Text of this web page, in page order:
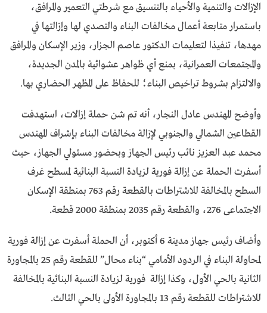
الإزالات والتنمية والأحياء بالتنسيق مع شرطتي التعمير والمرافق،
باستمرار متابعة أعمال مخالفات البناء والتصدي لها وإزالتها في
مهدها، تنفيذا لتعليمات الدكتور عاصم الجزار، وزير الإسكان والمرافق
والمجتمعات العمرانية، بمنع أي ظواهر عشوائية بالمدن الجديدة،
والالتزام بشروط تراخيص البناء؛ للحفاظ على المظهر الحضاري بها.
وأوضح المهندس عادل النجار، أنه تم شن حملة إزالات، استهدفت
القطاعين الشمالي والجنوبي لإزالة مخالفات البناء بإشراف المهندس
محمد عبد العزيز نائب رئيس الجهاز وبحضور مسئولي الجهاز، حيث
أسفرت الحملة عن إزالة فورية لزيادة النسبة البنائية لمسطح غرف
السطح بالمخالفة للاشتراطات بالقطعة رقم 763 بمنطقة الإسكان
الاجتماعى 276، والقطعة رقم 2035 بمنطقة 2000 قطعة.
وأضاف رئيس جهاز مدينة 6 أكتوبر، أن الحملة أسفرت عن إزالة فورية
لمحاولة البناء في الردود الأمامي “بناء محال” للقطعة رقم 25 بالمجاورة
الثانية بالحي الأول، وكذا إزالة فورية لزيادة النسبة البنائية بالمخالفة
للاشتراطات للقطعة رقم 13 بالمجاورة الأولى بالحي الثالث.